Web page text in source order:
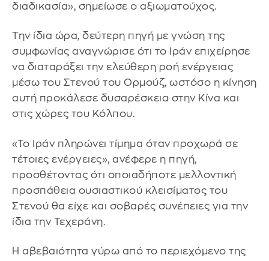
διαδικασία», σημείωσε ο αξιωματούχος.
Την ίδια ώρα, δεύτερη πηγή με γνώση της
συμφωνίας αναγνώρισε ότι το Ιράν επιχείρησε
να διαταράξει την ελεύθερη ροή ενέργειας
μέσω του Στενού του Ορμούζ, ωστόσο η κίνηση
αυτή προκάλεσε δυσαρέσκεια στην Κίνα και
στις χώρες του Κόλπου.
«Το Ιράν πληρώνει τίμημα όταν προχωρά σε
τέτοιες ενέργειες», ανέφερε η πηγή,
προσθέτοντας ότι οποιαδήποτε μελλοντική
προσπάθεια ουσιαστικού κλεισίματος του
Στενού θα είχε και σοβαρές συνέπειες για την
ίδια την Τεχεράνη.
Η αβεβαιότητα γύρω από το περιεχόμενο της